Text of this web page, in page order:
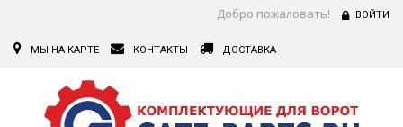
Добро пожаловать! ВОЙТИ
МЫ НА КАРТЕ КОНТАКТЫ ДОСТАВКА